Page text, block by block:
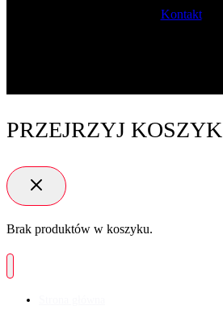
Kontakt
PRZEJRZYJ KOSZYK
Brak produktów w koszyku.